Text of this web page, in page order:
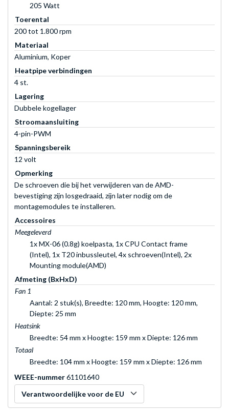
205 Watt
Toerental
200 tot 1.800 rpm
Materiaal
Aluminium, Koper
Heatpipe verbindingen
4 st.
Lagering
Dubbele kogellager
Stroomaansluiting
4-pin-PWM
Spanningsbereik
12 volt
Opmerking
De schroeven die bij het verwijderen van de AMD-
bevestiging zijn losgedraaid, zijn later nodig om de
montagemodules te installeren.
Accessoires
Meegeleverd
1x MX-06 (0.8g) koelpasta, 1x CPU Contact frame
(Intel), 1x T20 inbussleutel, 4x schroeven(Intel), 2x
Mounting module(AMD)
Afmeting (BxHxD)
Fan 1
Aantal: 2 stuk(s), Breedte: 120 mm, Hoogte: 120 mm,
Diepte: 25 mm
Heatsink
Breedte: 54 mm x Hoogte: 159 mm x Diepte: 126 mm
Totaal
Breedte: 104 mm x Hoogte: 159 mm x Diepte: 126 mm
WEEE-nummer61101640
Verantwoordelijke voor de EU